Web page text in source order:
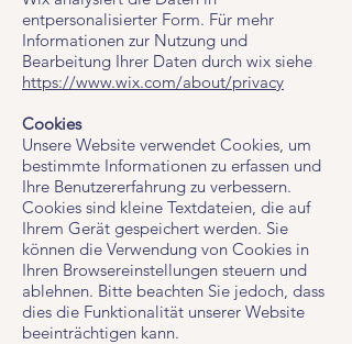
entpersonalisierter Form. Für mehr
Informationen zur Nutzung und
Bearbeitung Ihrer Daten durch wix siehe
https://www.wix.com/about/privacy
Cookies
Unsere Website verwendet Cookies, um
bestimmte Informationen zu erfassen und
Ihre Benutzererfahrung zu verbessern.
Cookies sind kleine Textdateien, die auf
Ihrem Gerät gespeichert werden. Sie
können die Verwendung von Cookies in
Ihren Browsereinstellungen steuern und
ablehnen. Bitte beachten Sie jedoch, dass
dies die Funktionalität unserer Website
beeinträchtigen kann.